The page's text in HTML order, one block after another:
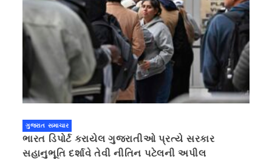
ગુજરાત સમાચાર
ભારત ડિપોર્ટ કરાયેલ ગુજરાતીઓ પ્રત્યે સરકાર
સહાનુભૂતિ દર્શાવે તેવી નીતિન પટેલની અપીલ